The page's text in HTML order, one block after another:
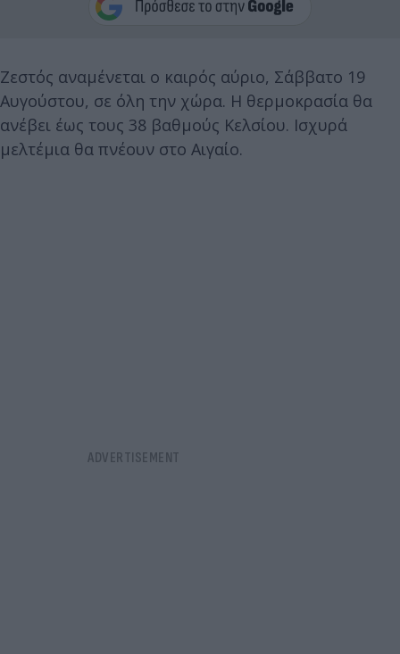
Ζεστός αναμένεται ο καιρός αύριο, Σάββατο 19
Αυγούστου, σε όλη την χώρα. Η θερμοκρασία θα
ανέβει έως τους 38 βαθμούς Κελσίου. Ισχυρά
μελτέμια θα πνέουν στο Αιγαίο.